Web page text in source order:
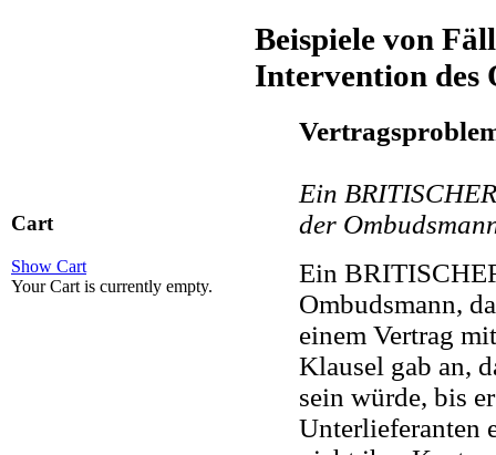
Cart
Show Cart
Your Cart is currently empty.
Beispiele von
Intervention des
Ein
der
Ein
Ombudsmann,
einem Vertrag
Klausel gab an,
sein würde, bis
Unterlieferanten